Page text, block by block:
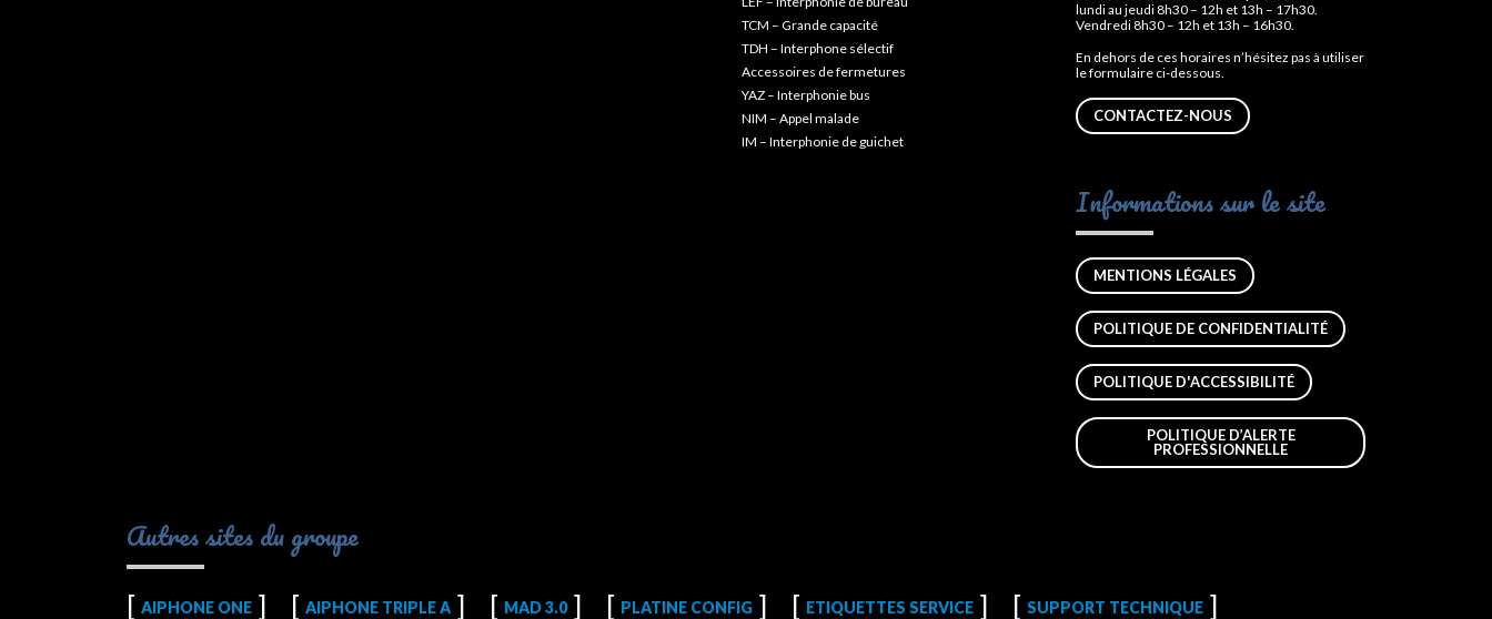
TCM – Grande capacité
TDH – Interphone sélectif
Accessoires de fermetures
YAZ – Interphonie bus
NIM – Appel malade
IM – Interphonie de guichet
lundi au jeudi 8h30 – 12h et 13h – 17h30.
Vendredi 8h30 – 12h et 13h – 16h30.
En dehors de ces horaires n’hésitez pas à utiliser
le formulaire ci-dessous.
CONTACTEZ-NOUS
Informations sur le site
MENTIONS LÉGALES
POLITIQUE DE CONFIDENTIALITÉ
POLITIQUE D'ACCESSIBILITÉ
POLITIQUE D’ALERTE
PROFESSIONNELLE
Autres sites du groupe
AIPHONE ONE AIPHONE TRIPLE A MAD 3.0 PLATINE CONFIG ETIQUETTES SERVICE SUPPORT TECHNIQUE